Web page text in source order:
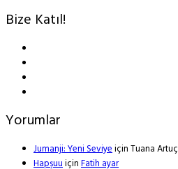
Bize Katıl!
Yorumlar
Jumanji: Yeni SeviyeiçinTuana Artuç
HapşuuiçinFatih ayar